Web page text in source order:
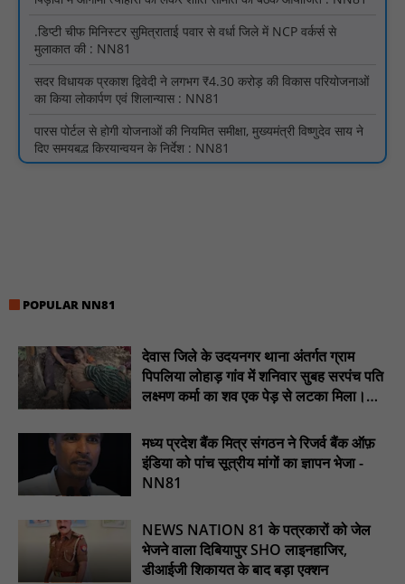
सदर विधायक प्रकाश द्विवेदी ने लगभग ₹4.30 करोड़ की विकास परियोजनाओं
का किया लोकार्पण एवं शिलान्यास : NN81
पारस पोर्टल से होगी योजनाओं की नियमित समीक्षा, मुख्यमंत्री विष्णुदेव साय ने
दिए समयबद्ध क्रियान्वयन के निर्देश : NN81
सोलर हाई मास्ट से रोशन हो रहे वनांचल के गांव, नियद नेल्लानार ग्रामों में बढ़ी
सुरक्षा और सुविधा : NN81
NN81
हरिनगर में सीसी इंटरलॉकिंग सड़क निर्माण कार्य का विधायक ललित यादव ने
किया उद्घाटन : NN81
पिड़ावा में आगामी त्योहारों को लेकर शांति समिति की बैठक आयोजित : NN81
.डिप्टी चीफ मिनिस्टर सुमित्राताई पवार से वर्धा जिले में NCP वर्कर्स से
मुलाकात की : NN81
सदर विधायक प्रकाश द्विवेदी ने लगभग ₹4.30 करोड़ की विकास परियोजनाओं
का किया लोकार्पण एवं शिलान्यास : NN81
POPULAR NN81
देवास जिले के उदयनगर थाना अंतर्गत ग्राम
पिपलिया लोहाड़ गांव में शनिवार सुबह सरपंच पति
लक्ष्मण कर्मा का शव एक पेड़ से लटका मिला।
मध्य प्रदेश बैंक मित्र संगठन ने रिजर्व बैंक ऑफ़
इंडिया को पांच सूत्रीय मांगों का ज्ञापन भेजा -
NN81
NEWS NATION 81 के पत्रकारों को जेल
भेजने वाला दिबियापुर SHO लाइनहाजिर,
डीआईजी शिकायत के बाद बड़ा एक्शन